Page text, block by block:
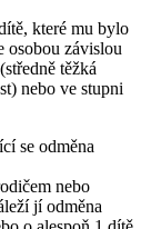
které mu bylo
osobou závislou
těžká
nebo ve stupni
se odměna
nebo
jí odměna